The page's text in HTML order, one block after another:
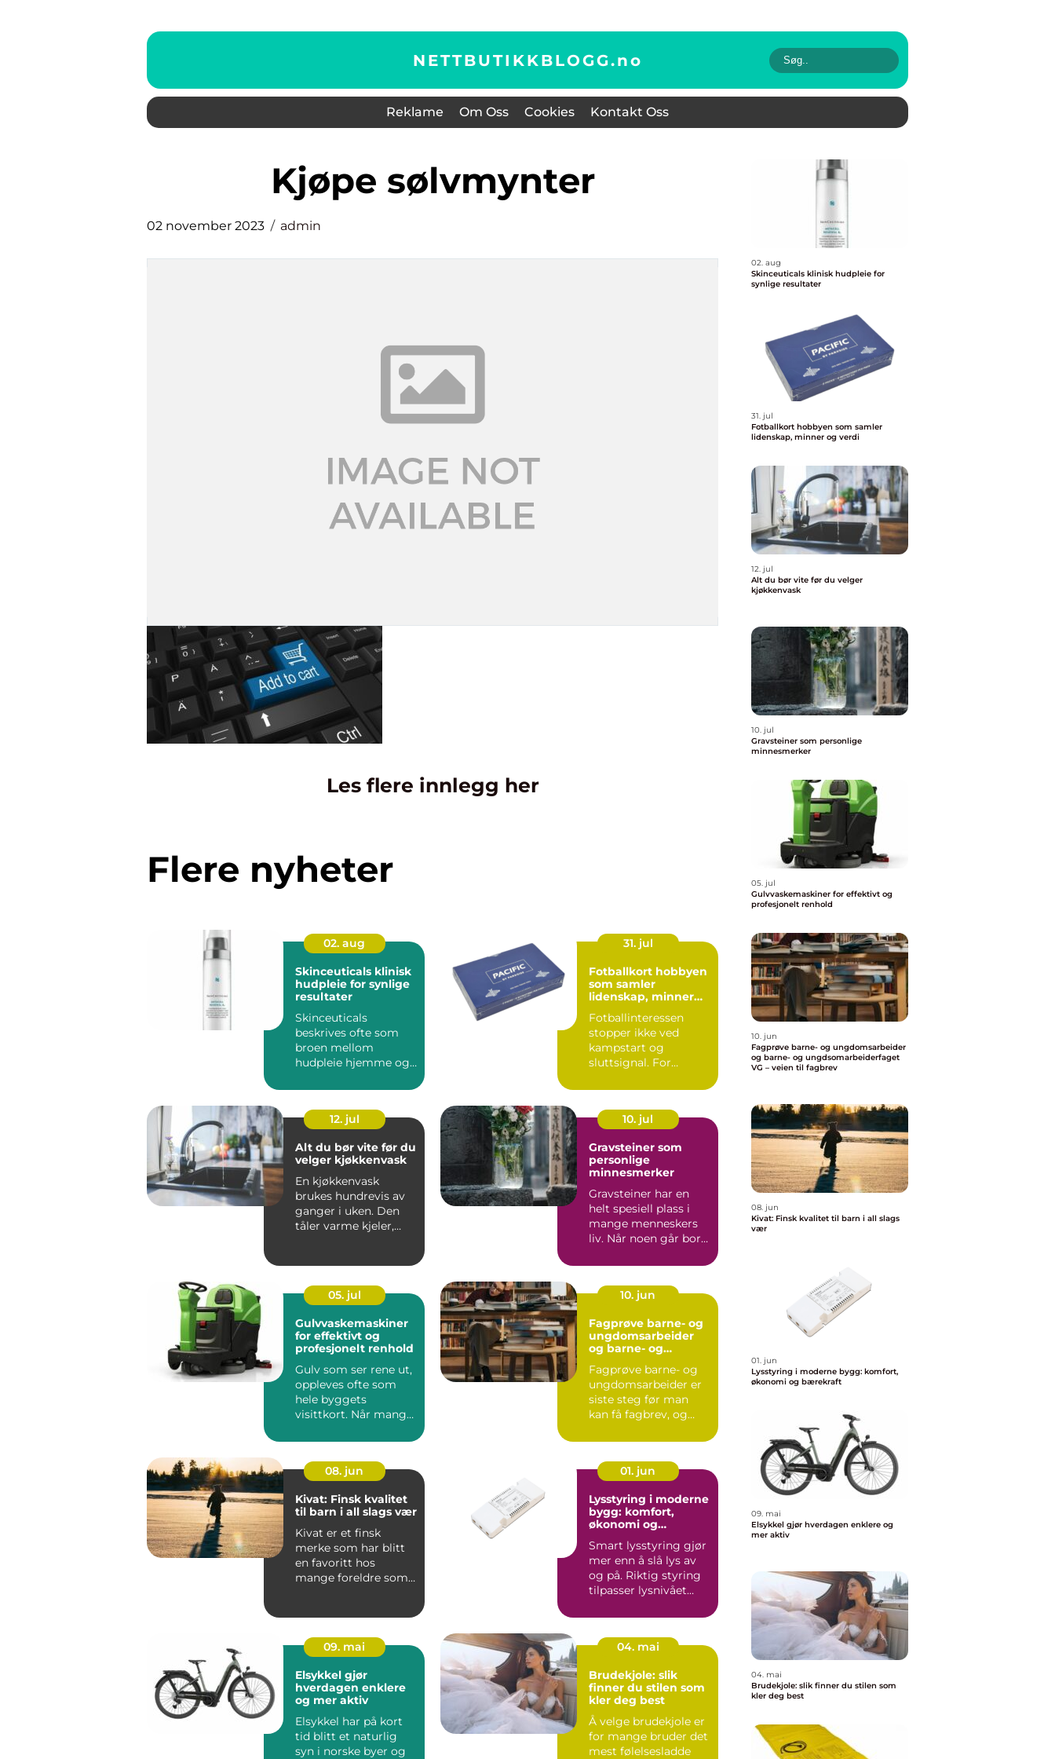
NETTBUTIKKBLOGG.no
Reklame Om Oss Cookies Kontakt Oss
kjøpe sølvmynter
02 november 2023 admin
Les flere innlegg her
Flere nyheter
02. aug
Skinceuticals klinisk
hudpleie for synlige
resultater
Skinceuticals
beskrives ofte som
broen mellom
hudpleie hjemme og
Serien er ut...
31. jul
Fotballkort hobbyen
som samler
lidenskap, minner
Fotballinteressen
stopper ikke ved
kampstart og
sluttsignal. For
engasjementet i sa...
12. jul
Alt du bør vite før du
velger kjøkkenvask
En kjøkkenvask
brukes hundrevis av
ganger i uken. Den
tåler varme kjeler,
10. jul
Gravsteiner som
personlige
minnesmerker
Gravsteiner har en
helt spesiell plass i
mange menneskers
liv. Når noen går bort,
05. jul
Gulvvaskemaskiner
for effektivt og
profesjonelt renhold
Gulv som ser rene ut,
oppleves ofte som
hele byggets
visittkort. Når mange
gjennom ...
10. jun
Fagprøve barne- og
ungdomsarbeider
og barne- og
get VG – veien til
fagbrev
Fagprøve barne- og
ungdomsarbeider er
siste steg før man
kan få fagbrev, og
08. jun
Kivat: Finsk kvalitet
til barn i all slags vær
Kivat er et finsk
merke som har blitt
en favoritt hos
mange foreldre som
01. jun
Lysstyring i moderne
bygg: komfort,
økonomi og
Smart lysstyring gjør
mer enn å slå lys av
og på. Riktig styring
tilpasser lysnivået
09. mai
Elsykkel gjør
hverdagen enklere
og mer aktiv
Elsykkel har på kort
tid blitt et naturlig
syn i norske byer og
04. mai
Brudekjole: slik
finner du stilen som
kler deg best
Å velge brudekjole er
for mange bruder det
mest følelsesladde
02. aug
Skinceuticals klinisk hudpleie for
synlige resultater
31. jul
Fotballkort hobbyen som samler
lidenskap, minner og verdi
12. jul
Alt du bør vite før du velger
kjøkkenvask
10. jul
Gravsteiner som personlige
minnesmerker
05. jul
Gulvvaskemaskiner for effektivt og
profesjonelt renhold
10. jun
Fagprøve barne- og ungdomsarbeider
og barne- og ungdsomarbeiderfaget
VG – veien til fagbrev
08. jun
Kivat: Finsk kvalitet til barn i all slags
vær
01. jun
Lysstyring i moderne bygg: komfort,
økonomi og bærekraft
09. mai
Elsykkel gjør hverdagen enklere og
mer aktiv
04. mai
Brudekjole: slik finner du stilen som
kler deg best